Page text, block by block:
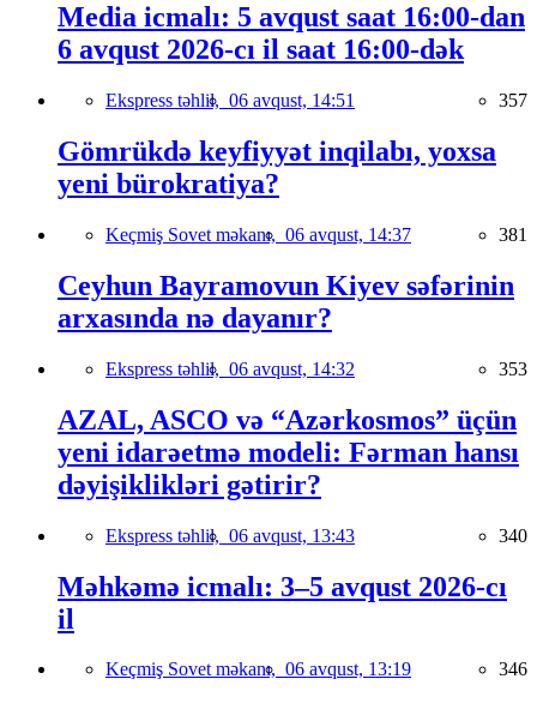
Media icmalı: 5 avqust saat 16:00-dan
6 avqust 2026-cı il saat 16:00-dək
Ekspress təhlil, 06 avqust, 14:51 357
Gömrükdə keyfiyyət inqilabı, yoxsa
yeni bürokratiya?
Keçmiş Sovet məkanı, 06 avqust, 14:37 381
Ceyhun Bayramovun Kiyev səfərinin
arxasında nə dayanır?
Ekspress təhlil, 06 avqust, 14:32 353
AZAL, ASCO və “Azərkosmos” üçün
yeni idarəetmə modeli: Fərman hansı
dəyişiklikləri gətirir?
Ekspress təhlil, 06 avqust, 13:43 340
Məhkəmə icmalı: 3–5 avqust 2026-cı
il
Keçmiş Sovet məkanı, 06 avqust, 13:19 346